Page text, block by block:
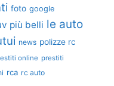
foto google
più belli le auto
news polizze rc
online prestiti
rca rc auto